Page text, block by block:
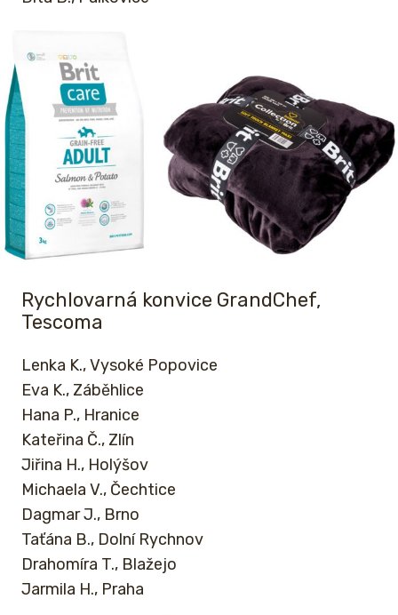
Rychlovarná konvice GrandChef,
Tescoma
Lenka K., Vysoké Popovice
Eva K., Záběhlice
Hana P., Hranice
Kateřina Č., Zlín
Jiřina H., Holýšov
Michaela V., Čechtice
Dagmar J., Brno
Taťána B., Dolní Rychnov
Drahomíra T., Blažejo
Jarmila H., Praha